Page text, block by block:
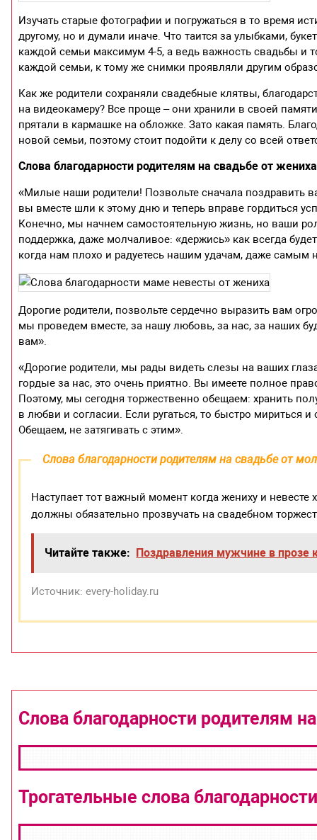
Изучать старые фотографии и погружаться в то время
другому, но и думали иначе. Что таится за улыбками,
каждой семьи максимум 4-5, а ведь важность свадьбы и
каждой семьи, к тому же снимки проявляли другим
Как же родители сохраняли свадебные клятвы,
на видеокамеру? Все проще – они хранили в своей
прятали в кармашке на обложке. Зато какая память.
новой семьи, поэтому стоит подойти к делу со всей
Слова благодарности родителям на свадьбе от
«Милые наши родители! Позвольте сначала поздравить
вы вместе шли к этому дню и теперь вправе гордиться
Конечно, мы начнем самостоятельную жизнь, но ваши
поддержка, даже молчаливое: «держись» как всегда
когда нам плохо и радуетесь нашим удачам, даже самым
Дорогие родители, позвольте сердечно выразить вам
мы проведем вместе, за нашу любовь, за нас, за наших
вам».
«Дорогие родители, мы рады видеть слезы на ваших
гордые за нас, это очень приятно. Вы имеете полное
Поэтому, мы сегодня торжественно обещаем: хранить
в любви и согласии. Если ругаться, то быстро
Обещаем, не затягивать с этим».
Слова благодарности родителям на свадьбе от
Наступает тот важный момент когда жениху и невесте
должны обязательно прозвучать на свадебном
Читайте также: Поздравления мужчине в прозе
Источник: every-holiday.ru
Слова благодарности родителям
Трогательные слова